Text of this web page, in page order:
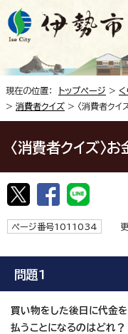
現在の位置： トップページ > く
> 消費者クイズ > 〈消費者クイ
〈消費者クイズ〉
ページ番号1011034 更
問題1
買い物をした後日に代金
払うことになるのはどれ？